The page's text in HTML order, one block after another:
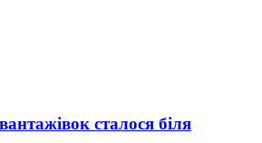
сталося біля